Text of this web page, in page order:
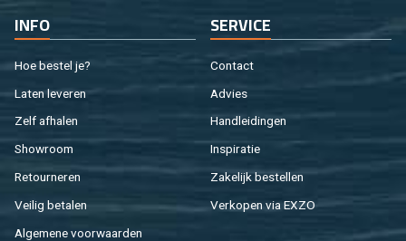
INFO
Hoe be­stel je?
Laten le­ve­ren
Zelf af­ha­len
Show­room
Re­tour­ne­ren
Vei­lig be­ta­len
Al­ge­me­ne voor­waar­den
SER­VI­CE
Con­tact
Ad­vies
Hand­lei­din­gen
In­spi­ra­tie
Za­ke­lijk be­stel­len
Ver­ko­pen via EXZO